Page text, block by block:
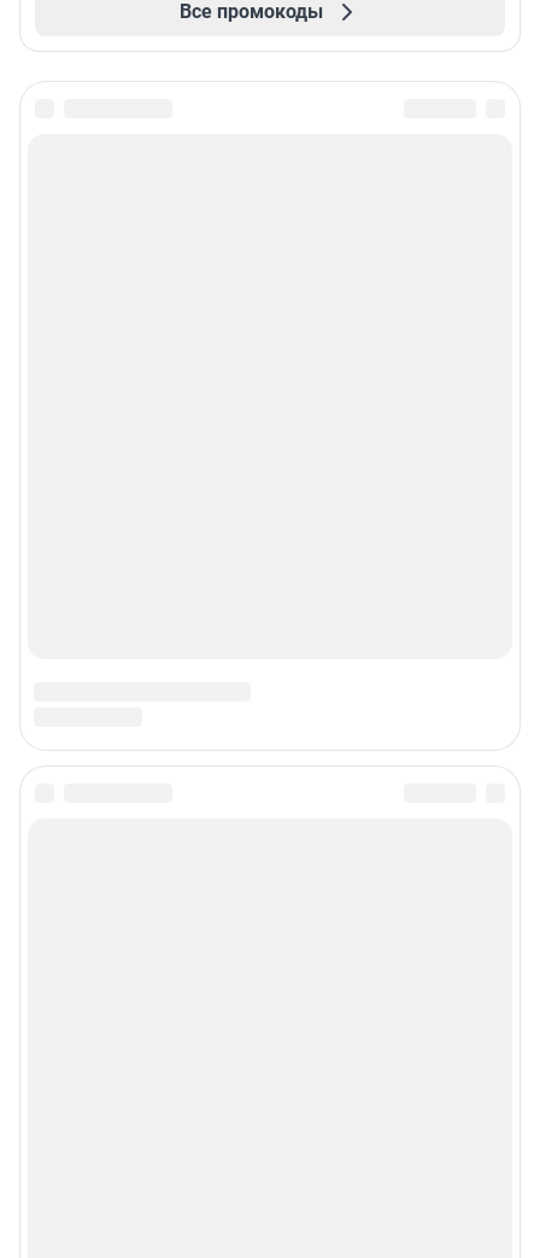
Все промокоды